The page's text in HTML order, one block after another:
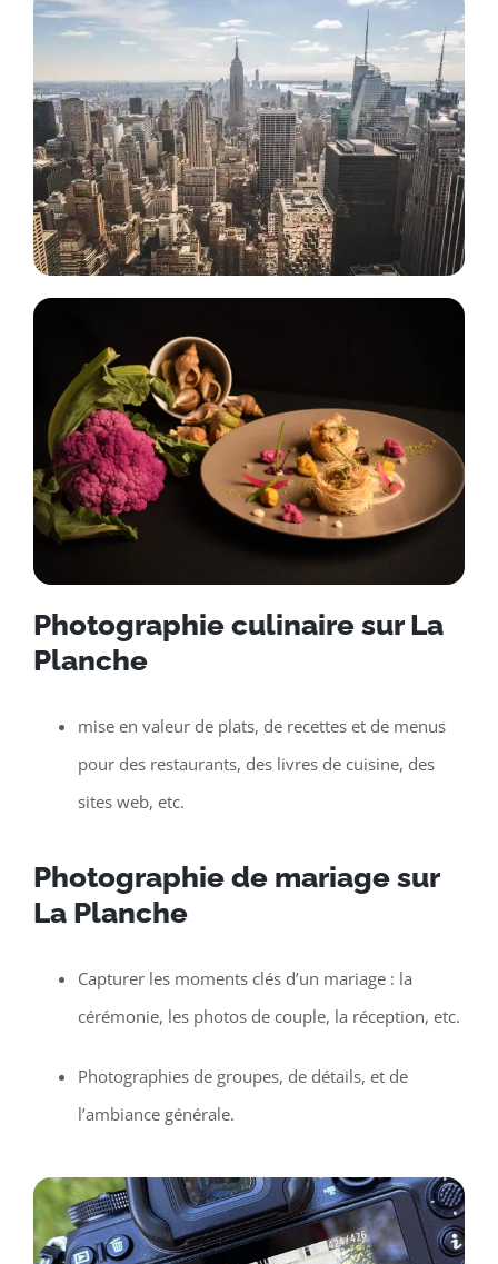
Photographie culinaire sur La
Planche
mise en valeur de plats, de recettes et de menus
pour des restaurants, des livres de cuisine, des
sites web, etc.
Photographie de mariage sur
La Planche
Capturer les moments clés d’un mariage : la
cérémonie, les photos de couple, la réception, etc.
Photographies de groupes, de détails, et de
l’ambiance générale.